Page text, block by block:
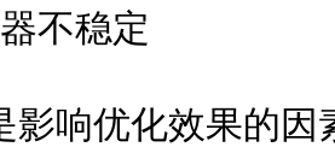
不稳定
影响优化效果的